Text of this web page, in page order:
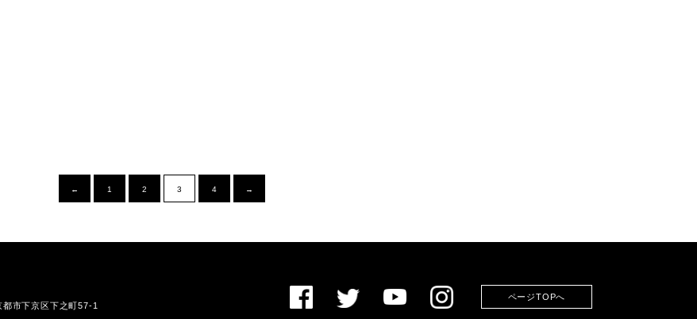
← 1 2 3 4 →
市下京区下之町57-1
ページTOPへ